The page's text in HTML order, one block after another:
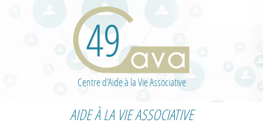
Centre d'Aide à la Vie Associative
AIDE À LA VIE ASSOCIATIVE